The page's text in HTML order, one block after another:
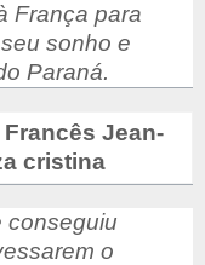
França para
sonho e
Paraná.
conseguiu
o